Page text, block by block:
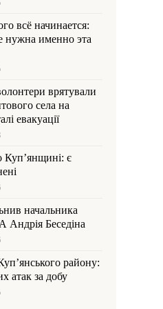
всё начинается:
нужна именно эта
врятували
села на
евакуації
Куп’янщині: є
начальника
Андрія Беседіна
району:
атак за добу